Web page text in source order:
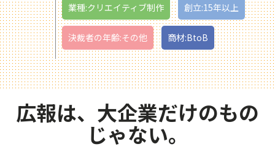
業種:クリエイティブ制作 創立:15年以上
決裁者の年齢:その他 商材:BtoB
広報は、大企業だけのもの
じゃない。